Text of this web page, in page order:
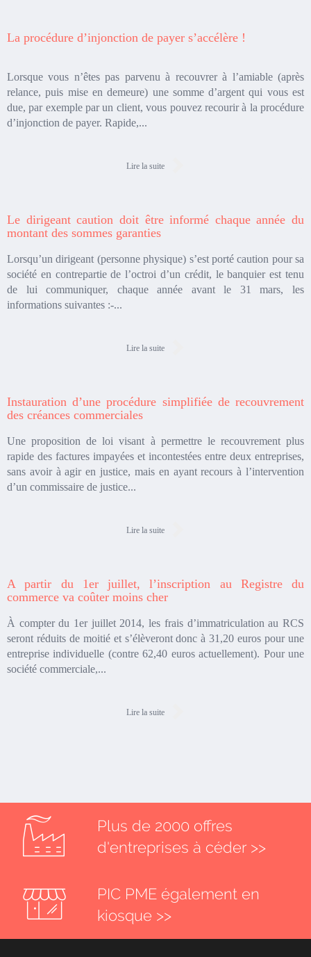
La procédure d’injonction de payer s’accélère !
Lorsque vous n’êtes pas parvenu à recouvrer à l’amiable (après
relance, puis mise en demeure) une somme d’argent qui vous est
due, par exemple par un client, vous pouvez recourir à la procédure
d’injonction de payer. Rapide,...
Lire la suite
Le dirigeant caution doit être informé chaque année du
montant des sommes garanties
Lorsqu’un dirigeant (personne physique) s’est porté caution pour sa
société en contrepartie de l’octroi d’un crédit, le banquier est tenu
de lui communiquer, chaque année avant le 31 mars, les
informations suivantes :-...
Lire la suite
Instauration d’une procédure simplifiée de recouvrement
des créances commerciales
Une proposition de loi visant à permettre le recouvrement plus
rapide des factures impayées et incontestées entre deux entreprises,
sans avoir à agir en justice, mais en ayant recours à l’intervention
d’un commissaire de justice...
Lire la suite
A partir du 1er juillet, l’inscription au Registre du
commerce va coûter moins cher
À compter du 1er juillet 2014, les frais d’immatriculation au RCS
seront réduits de moitié et s’élèveront donc à 31,20 euros pour une
entreprise individuelle (contre 62,40 euros actuellement). Pour une
société commerciale,...
Lire la suite
Plus de 2000 offres
d'entreprises à céder >>
PIC PME également en
kiosque >>